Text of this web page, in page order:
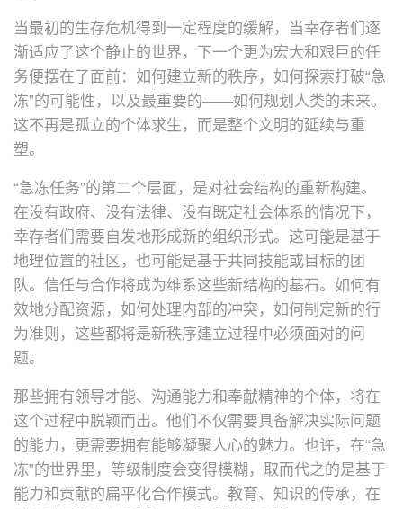
当最初的生存危机得到一定程度的缓解，当幸存者们逐
渐适应了这个静止的世界，下一个更为宏大和艰巨的任
务便摆在了面前：如何建立新的秩序，如何探索打破“急
冻”的可能性，以及最重要的——如何规划人类的未来。
这不再是孤立的个体求生，而是整个文明的延续与重
塑。
“急冻任务”的第二个层面，是对社会结构的重新构建。
在没有政府、没有法律、没有既定社会体系的情况下，
幸存者们需要自发地形成新的组织形式。这可能是基于
地理位置的社区，也可能是基于共同技能或目标的团
队。信任与合作将成为维系这些新结构的基石。如何有
效地分配资源，如何处理内部的冲突，如何制定新的行
为准则，这些都将是新秩序建立过程中必须面对的问
题。
那些拥有领导才能、沟通能力和奉献精神的个体，将在
这个过程中脱颖而出。他们不仅需要具备解决实际问题
的能力，更需要拥有能够凝聚人心的魅力。也许，在“急
冻”的世界里，等级制度会变得模糊，取而代之的是基于
能力和贡献的扁平化合作模式。教育、知识的传承，在